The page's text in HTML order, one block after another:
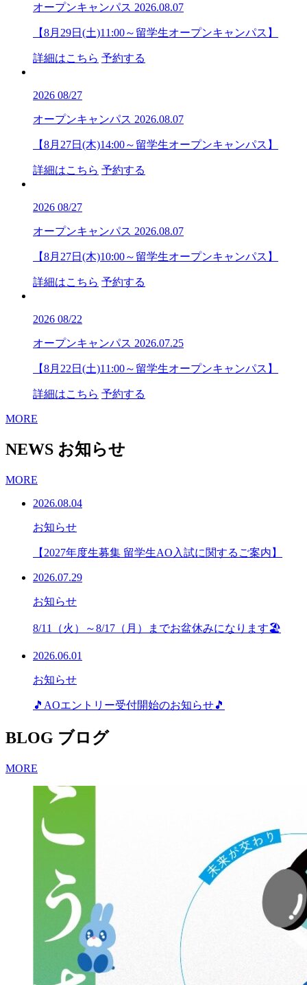
オープンキャンパス 2026.08.07
【8月29日(土)11:00～留学生オープンキャンパス】
詳細はこちら 予約する
2026 08/27
オープンキャンパス 2026.08.07
【8月27日(木)14:00～留学生オープンキャンパス】
詳細はこちら 予約する
2026 08/27
オープンキャンパス 2026.08.07
【8月27日(木)10:00～留学生オープンキャンパス】
詳細はこちら 予約する
2026 08/22
オープンキャンパス 2026.07.25
【8月22日(土)11:00～留学生オープンキャンパス】
詳細はこちら 予約する
MORE
NEWS お知らせ
MORE
2026.08.04
お知らせ
【2027年度生募集 留学生AO入試に関するご案内】
2026.07.29
お知らせ
8/11（火）～8/17（月）までお盆休みになります🏖
2026.06.01
お知らせ
🎵AOエントリー受付開始のお知らせ🎵
BLOG ブログ
MORE